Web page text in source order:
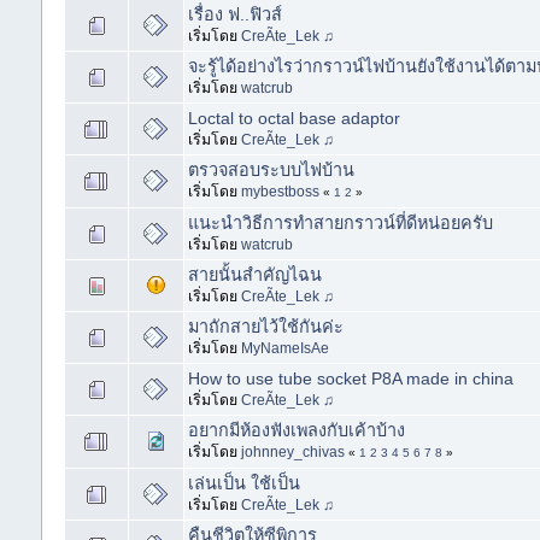
เรื่อง ฟ..ฟิวส์
เริ่มโดย CreÃte_Lek ♫
จะรู้ได้อย่างไรว่ากราวน์ไฟบ้านยังใช้งานได้ตา
เริ่มโดย watcrub
Loctal to octal base adaptor
เริ่มโดย CreÃte_Lek ♫
ตรวจสอบระบบไฟบ้าน
เริ่มโดย mybestboss « 1 2 »
แนะนำวิธีการทำสายกราวน์ที่ดีหน่อยครับ
เริ่มโดย watcrub
สายนั้นสำคัญไฉน
เริ่มโดย CreÃte_Lek ♫
มาถักสายไว้ใช้กันค่ะ
เริ่มโดย MyNameIsAe
How to use tube socket P8A made in china
เริ่มโดย CreÃte_Lek ♫
อยากมีห้องฟังเพลงกับเค้าบ้าง
เริ่มโดย johnney_chivas « 1 2 3 4 5 6 7 8 »
เล่นเป็น ใช้เป็น
เริ่มโดย CreÃte_Lek ♫
คืนชีวิตให้ซีพิการ